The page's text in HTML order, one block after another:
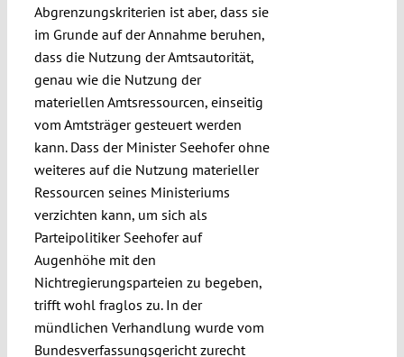
Abgrenzungskriterien ist aber, dass sie
im Grunde auf der Annahme beruhen,
dass die Nutzung der Amtsautorität,
genau wie die Nutzung der
materiellen Amtsressourcen, einseitig
vom Amtsträger gesteuert werden
kann. Dass der Minister Seehofer ohne
weiteres auf die Nutzung materieller
Ressourcen seines Ministeriums
verzichten kann, um sich als
Parteipolitiker Seehofer auf
Augenhöhe mit den
Nichtregierungsparteien zu begeben,
trifft wohl fraglos zu. In der
mündlichen Verhandlung wurde vom
Bundesverfassungsgericht zurecht